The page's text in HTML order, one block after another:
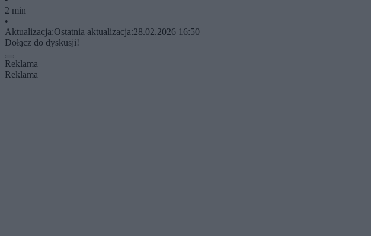
2 min
•
Aktualizacja:Ostatnia aktualizacja:28.02.2026 16:50
Dołącz do dyskusji!
Reklama
Reklama